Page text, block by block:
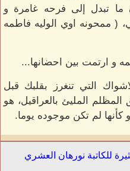
ما تبدل إلى فرحه غامرة و
( ممحونه اوي الوليه فاطمه
و ارتمت بين احضانها...
التي تنغرز بقلبك قبل
المليئ بالعراقيل، هو
لم تكن موجوده يوما.
للكاتبة نورهان العشري